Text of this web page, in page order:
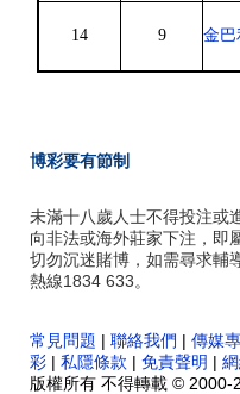
14 9 金巴
博彩要有節制
未滿十八歲人士不得投注或
向非法或海外莊家下注，即
切勿沉迷賭博，如需尋求輔
熱線1834 633。
常見問題 | 聯絡我們 | 傳媒
彩 | 私隱條款 | 免責聲明 |
版權所有 不得轉載 © 2000-